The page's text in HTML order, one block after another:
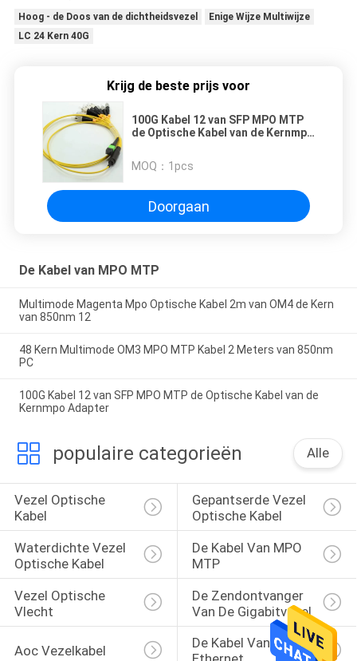
Hoog - de Doos van de dichtheidsvezel
Enige Wijze Multiwijze
LC 24 Kern 40G
Krijg de beste prijs voor
100G Kabel 12 van SFP MPO MTP
de Optische Kabel van de Kernmpo
MOQ： 1pcs
Doorgaan
De Kabel van MPO MTP
Multimode Magenta Mpo Optische Kabel 2m van OM4 de Kern
van 850nm 12
48 Kern Multimode OM3 MPO MTP Kabel 2 Meters van 850nm
PC
100G Kabel 12 van SFP MPO MTP de Optische Kabel van de
Kernmpo Adapter
populaire categorieën Alle
Vezel Optische
Kabel
Gepantserde Vezel
Optische Kabel
Waterdichte Vezel
Optische Kabel
De Kabel Van MPO
MTP
Vezel Optische
Vlecht
De Zendontvanger
Van De Gigabitvezel
Aoc Vezelkabel
De Kabel Van Cat5e